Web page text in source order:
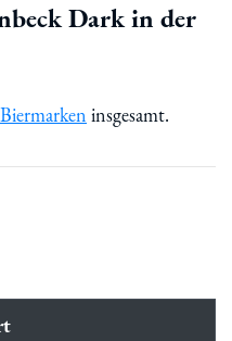
Dark in der
insgesamt.